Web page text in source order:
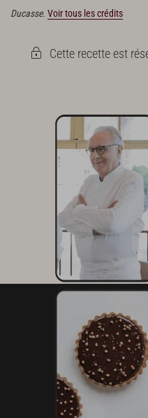
Ducasse. Voir tous les crédits
Cette recette est